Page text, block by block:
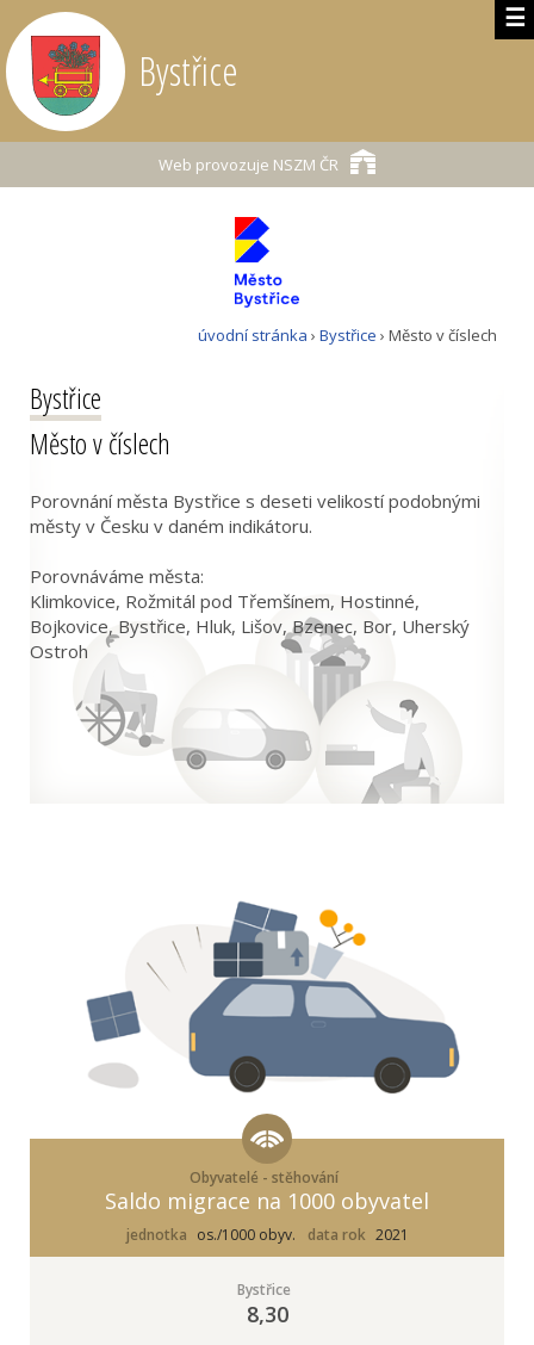
☰
Bystřice
Web provozuje NSZM ČR
úvodní stránka › Bystřice › Město v číslech
Bystřice
Město v číslech
Porovnání města Bystřice s deseti velikostí podobnými
městy v Česku v daném indikátoru.
Porovnáváme města:
Klimkovice, Rožmitál pod Třemšínem, Hostinné,
Bojkovice, Bystřice, Hluk, Lišov, Bzenec, Bor, Uherský
Ostroh
Obyvatelé - stěhování
Saldo migrace na 1000 obyvatel
jednotka os./1000 obyv. data rok 2021
Bystřice
8,30